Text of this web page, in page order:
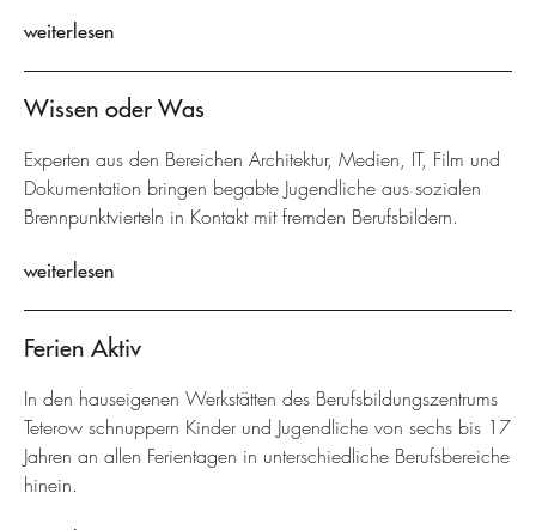
weiterlesen
Wissen oder Was
Experten aus den Bereichen Architektur, Medien, IT, Film und
Dokumentation bringen begabte Jugendliche aus sozialen
Brennpunktvierteln in Kontakt mit fremden Berufsbildern.
weiterlesen
Ferien Aktiv
In den hauseigenen Werkstätten des Berufsbildungszentrums
Teterow schnuppern Kinder und Jugendliche von sechs bis 17
Jahren an allen Ferientagen in unterschiedliche Berufsbereiche
hinein.